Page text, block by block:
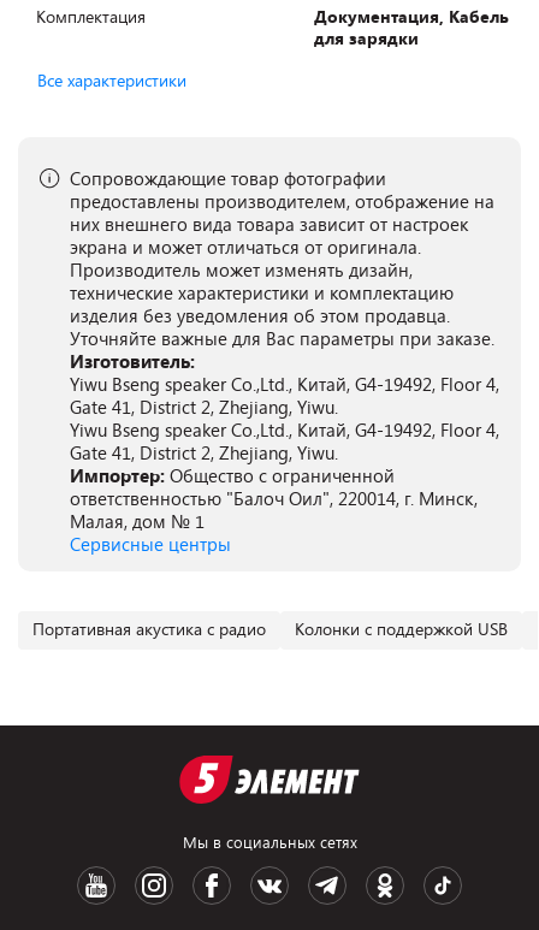
Комплектация
Документация, Кабель
для зарядки
Все характеристики
Сопровождающие товар фотографии
предоставлены производителем, отображение на
них внешнего вида товара зависит от настроек
экрана и может отличаться от оригинала.
Производитель может изменять дизайн,
технические характеристики и комплектацию
изделия без уведомления об этом продавца.
Уточняйте важные для Вас параметры при заказе.
Изготовитель:
Yiwu Bseng speaker Co.,Ltd., Китай, G4-19492, Floor 4,
Gate 41, District 2, Zhejiang, Yiwu.
Yiwu Bseng speaker Co.,Ltd., Китай, G4-19492, Floor 4,
Gate 41, District 2, Zhejiang, Yiwu.
Импортер: Общество с ограниченной
ответственностью "Балоч Оил", 220014, г. Минск,
Малая, дом № 1
Сервисные центры
Портативная акустика с радио Колонки с поддержкой USB
Мы в социальных сетях